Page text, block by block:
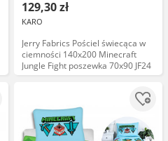
129,30 zł
KARO
Jerry Fabrics Pościel świecąca w
ciemności 140x200 Minecraft
Jungle Fight poszewka 70x90 JF24